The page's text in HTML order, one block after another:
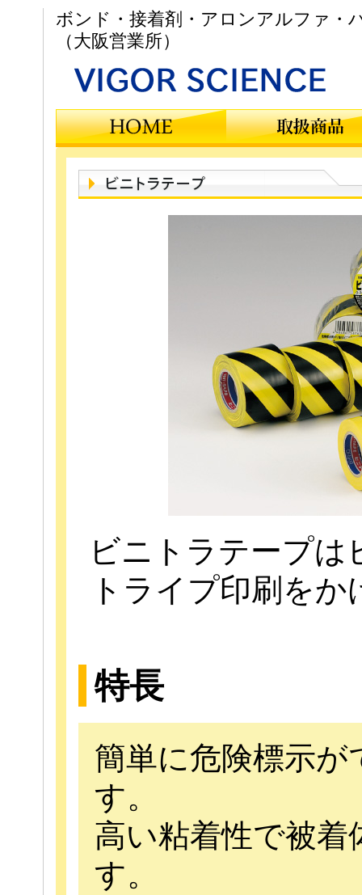
ボンド・接着剤・アロンアルファ・
（大阪営業所）
ビニトラテープは
トライプ印刷を
特長
簡単に危険標示
す。
高い粘着性で被
す。